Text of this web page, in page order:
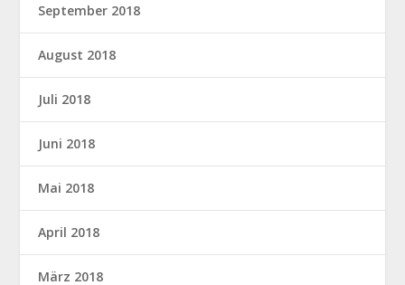
September 2018
August 2018
Juli 2018
Juni 2018
Mai 2018
April 2018
März 2018